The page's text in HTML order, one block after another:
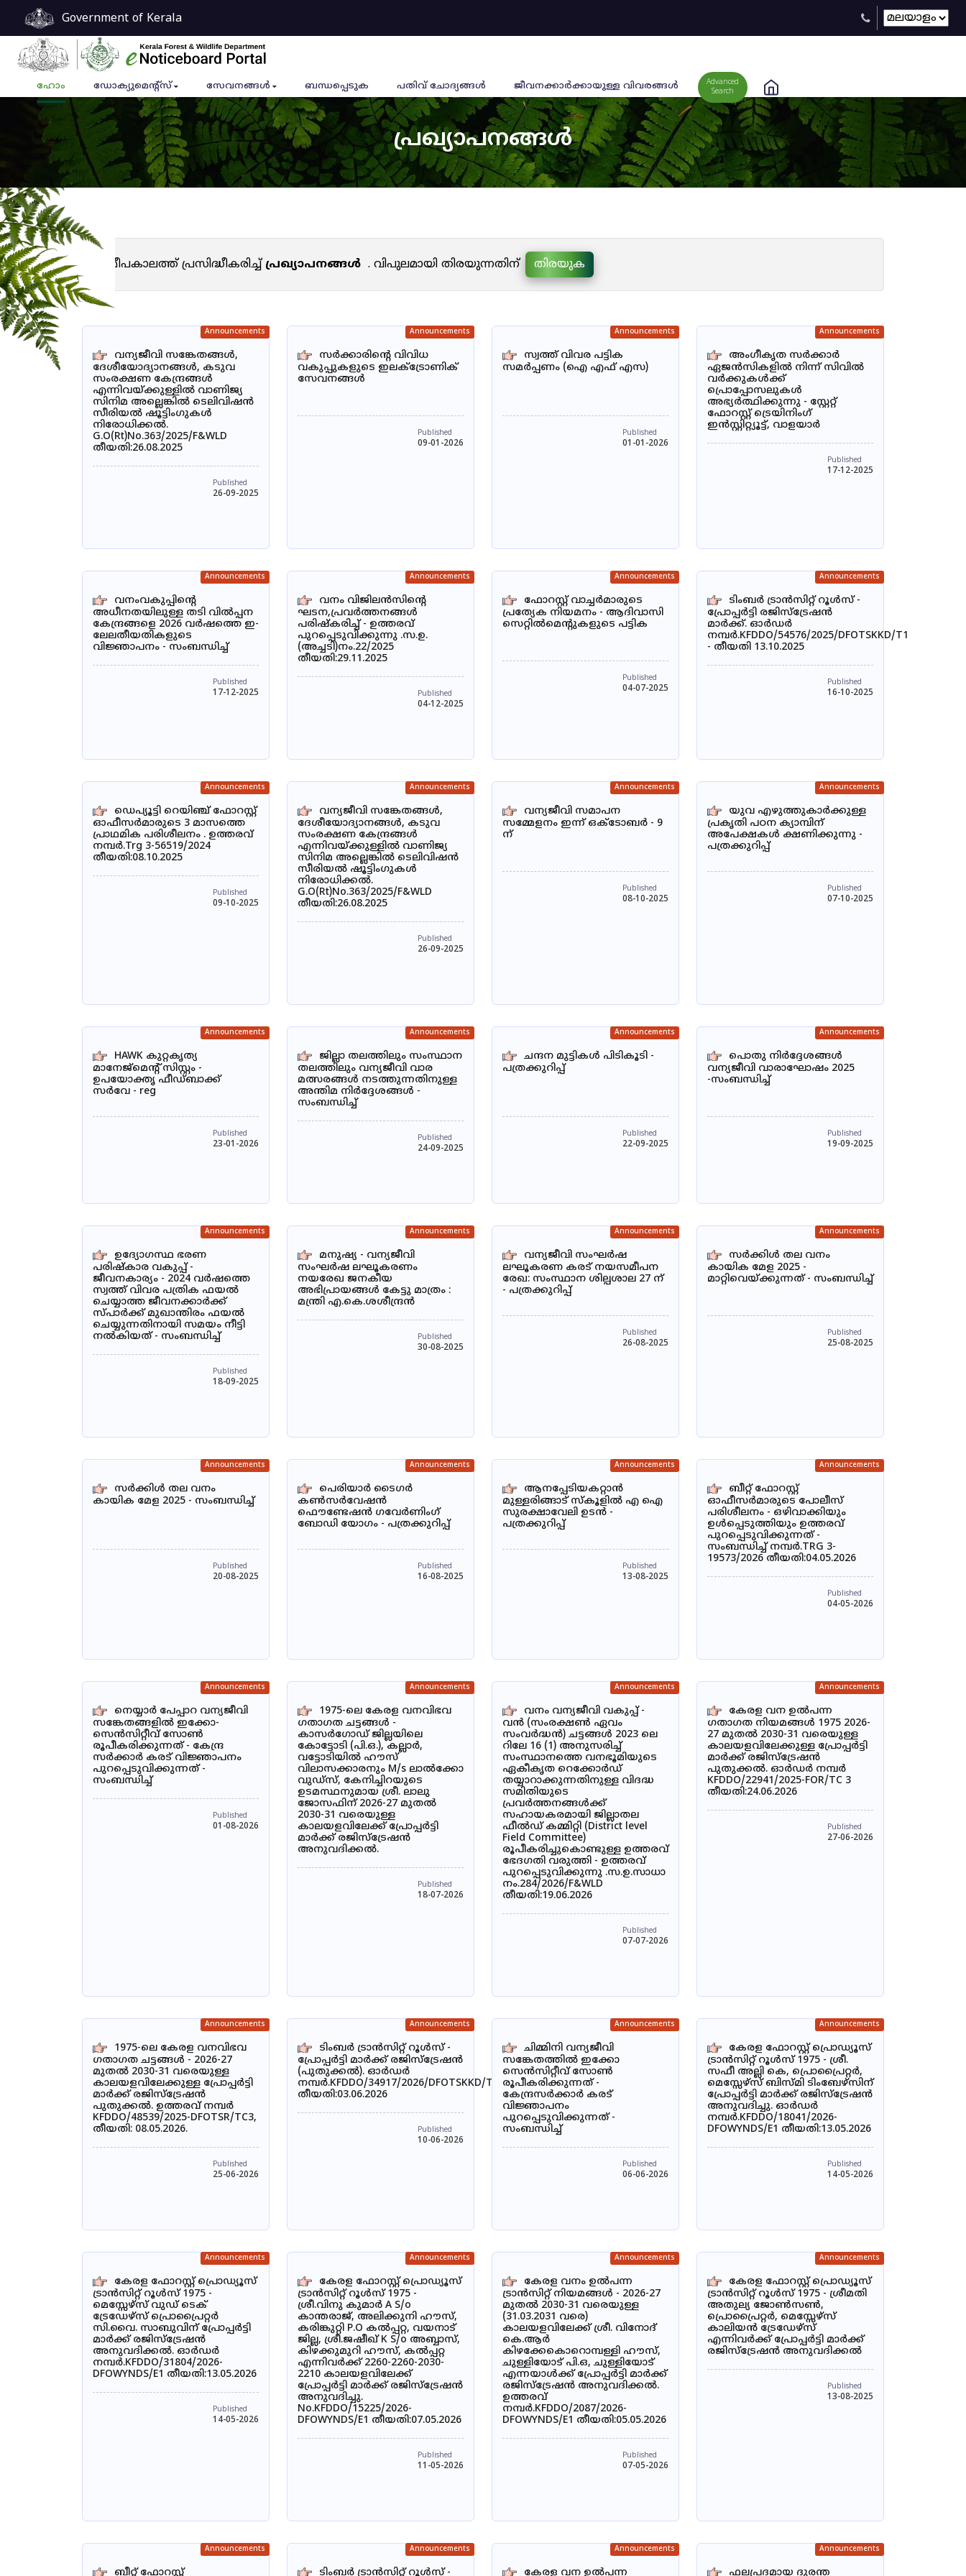
Government of Kerala
ഹോം ഡോക്യുമെൻ്റ്സ് സേവനങ്ങൾ ബന്ധപ്പെടുക പതിവ് ചോദ്യങ്ങൾ ജീവനക്കാര്‍ക്കായുള്ള വിവരങ്ങള്‍
Advanced
Search
പ്രഖ്യാപനങ്ങൾ
സമീപകാലത്ത് പ്രസിദ്ധീകരിച്ച്പ്രഖ്യാപനങ്ങൾ . വിപുലമായി തിരയുന്നതിന് തിരയുക
Announcements
വന്യജീവി സങ്കേതങ്ങൾ,
ദേശീയോദ്യാനങ്ങൾ, കടുവ
സംരക്ഷണ കേന്ദ്രങ്ങൾ
എന്നിവയ്ക്കുള്ളിൽ വാണിജ്യ
സിനിമ അല്ലെങ്കിൽ ടെലിവിഷൻ
സീരിയൽ ഷൂട്ടിംഗുകൾ
നിരോധിക്കൽ.
G.O(Rt)No.363/2025/F&WLD
തീയതി:26.08.2025
Published
26-09-2025
Announcements
സർക്കാരിന്റെ വിവിധ
വകുപ്പുകളുടെ ഇലക്ട്രോണിക്
സേവനങ്ങൾ
Published
09-01-2026
Announcements
സ്വത്ത് വിവര പട്ടിക
സമർപ്പണം (ഐ എഫ് എസ)
Published
01-01-2026
Announcements
അംഗീകൃത സർക്കാർ
ഏജൻസികളിൽ നിന്ന് സിവിൽ
വർക്കുകൾക്ക്
പ്രൊപ്പോസലുകൾ
അഭ്യർത്ഥിക്കുന്നു - സ്റ്റേറ്റ്
ഫോറസ്റ്റ് ട്രെയിനിംഗ്
ഇൻസ്റ്റിറ്റ്യൂട്ട്, വാളയാർ
Published
17-12-2025
Announcements
വനംവകുപ്പിന്റെ
അധീനതയിലുള്ള തടി വിൽപ്പന
കേന്ദ്രങ്ങളെ 2026 വർഷത്തെ ഇ-
ലേലതീയതികളുടെ
വിജ്ഞാപനം - സംബന്ധിച്ച്
Published
17-12-2025
Announcements
വനം വിജിലൻസിന്റെ
ഘടന,പ്രവർത്തനങ്ങൾ
പരിഷ്കരിച്ച് - ഉത്തരവ്
പുറപ്പെടുവിക്കുന്നു .സ.ഉ.
(അച്ചടി)നം.22/2025
തീയതി:29.11.2025
Published
04-12-2025
Announcements
ഫോറസ്റ്റ് വാച്ചർമാരുടെ
പ്രത്യേക നിയമനം - ആദിവാസി
സെറ്റിൽമെന്റുകളുടെ പട്ടിക
Published
04-07-2025
Announcements
ടിംബർ ട്രാൻസിറ്റ് റൂൾസ് -
പ്രോപ്പർട്ടി രജിസ്ട്രേഷൻ
മാർക്ക്. ഓർഡർ
നമ്പർ.KFDDO/54576/2025/DFOTSKKD/T1
- തീയതി 13.10.2025
Published
16-10-2025
Announcements
ഡെപ്യൂട്ടി റെയിഞ്ച് ഫോറസ്റ്റ്
ഓഫീസർമാരുടെ 3 മാസത്തെ
പ്രാഥമിക പരിശീലനം . ഉത്തരവ്
നമ്പർ.Trg 3-56519/2024
തീയതി:08.10.2025
Published
09-10-2025
Announcements
വന്യജീവി സങ്കേതങ്ങൾ,
ദേശീയോദ്യാനങ്ങൾ, കടുവ
സംരക്ഷണ കേന്ദ്രങ്ങൾ
എന്നിവയ്ക്കുള്ളിൽ വാണിജ്യ
സിനിമ അല്ലെങ്കിൽ ടെലിവിഷൻ
സീരിയൽ ഷൂട്ടിംഗുകൾ
നിരോധിക്കൽ.
G.O(Rt)No.363/2025/F&WLD
തീയതി:26.08.2025
Published
26-09-2025
Announcements
വന്യജീവി സമാപന
സമ്മേളനം ഇന്ന് ഒക്ടോബർ - 9
ന്
Published
08-10-2025
Announcements
യുവ എഴുത്തുകാർക്കുള്ള
പ്രകൃതി പഠന ക്യാമ്പിന്
അപേക്ഷകൾ ക്ഷണിക്കുന്നു -
പത്രക്കുറിപ്പ്
Published
07-10-2025
Announcements
HAWK കുറ്റകൃത്യ
മാനേജ്മെന്റ് സിസ്റ്റം -
ഉപയോക്തൃ ഫീഡ്‌ബാക്ക്
സർവേ - reg
Published
23-01-2026
Announcements
ജില്ലാ തലത്തിലും സംസ്ഥാന
തലത്തിലും വന്യജീവി വാര
മത്സരങ്ങൾ നടത്തുന്നതിനുള്ള
അന്തിമ നിർദ്ദേശങ്ങൾ -
സംബന്ധിച്ച്
Published
24-09-2025
Announcements
ചന്ദന മുട്ടികൾ പിടികൂടി -
പത്രക്കുറിപ്പ്
Published
22-09-2025
Announcements
പൊതു നിർദ്ദേശങ്ങൾ
വന്യജീവി വാരാഘോഷം 2025
-സംബന്ധിച്ച്
Published
19-09-2025
Announcements
ഉദ്യോഗസ്ഥ ഭരണ
പരിഷ്കാര വകുപ്പ് -
ജീവനകാര്യം - 2024 വർഷത്തെ
സ്വത്ത് വിവര പത്രിക ഫയൽ
ചെയ്യാത്ത ജീവനക്കാർക്ക്
സ്പാർക്ക് മുഖാന്തിരം ഫയൽ
ചെയ്യുന്നതിനായി സമയം നീട്ടി
നൽകിയത് - സംബന്ധിച്ച്
Published
18-09-2025
Announcements
മനുഷ്യ - വന്യജീവി
സംഘർഷ ലഘൂകരണം
നയരേഖ ജനകീയ
അഭിപ്രായങ്ങൾ കേട്ടു മാത്രം :
മന്ത്രി എ.കെ.ശശീന്ദ്രൻ
Published
30-08-2025
Announcements
വന്യജീവി സംഘർഷ
ലഘൂകരണ കരട് നയസമീപന
രേഖ: സംസ്ഥാന ശില്പശാല 27 ന്
- പത്രക്കുറിപ്പ്
Published
26-08-2025
Announcements
സർക്കിൾ തല വനം
കായിക മേള 2025 -
മാറ്റിവെയ്ക്കുന്നത് - സംബന്ധിച്ച്
Published
25-08-2025
Announcements
സർക്കിൾ തല വനം
കായിക മേള 2025 - സംബന്ധിച്ച്
Published
20-08-2025
Announcements
പെരിയാർ ടൈഗർ
കൺസർവേഷൻ
ഫൌണ്ടേഷൻ ഗവേർണിംഗ്
ബോഡി യോഗം - പത്രക്കുറിപ്പ്
Published
16-08-2025
Announcements
ആനപ്പേടിയകറ്റാൻ
മുള്ളരിങ്ങാട് സ്കൂളിൽ എ ഐ
സുരക്ഷാവേലി ഉടൻ -
പത്രക്കുറിപ്പ്
Published
13-08-2025
Announcements
ബീറ്റ് ഫോറസ്റ്റ്
ഓഫീസർമാരുടെ പോലീസ്
പരിശീലനം - ഒഴിവാക്കിയും
ഉൾപ്പെടുത്തിയും ഉത്തരവ്
പുറപ്പെടുവിക്കുന്നത് -
സംബന്ധിച്ച് നമ്പർ.TRG 3-
19573/2026 തീയതി:04.05.2026
Published
04-05-2026
Announcements
നെയ്യാർ പേപ്പാറ വന്യജീവി
സങ്കേതങ്ങളിൽ ഇക്കോ-
സെൻസിറ്റീവ് സോൺ
രൂപീകരിക്കുന്നത് - കേന്ദ്ര
സർക്കാർ കരട് വിജ്ഞാപനം
പുറപ്പെടുവിക്കുന്നത് -
സംബന്ധിച്ച്
Published
01-08-2026
Announcements
1975-ലെ കേരള വനവിഭവ
ഗതാഗത ചട്ടങ്ങൾ -
കാസർഗോഡ് ജില്ലയിലെ
കോട്ടോടി (പി.ഒ.), കല്ലാർ,
വട്ടോടിയിൽ ഹൗസ്
വിലാസക്കാരനും M/s ലാൽക്കോ
വുഡ്സ്, കേനിച്ചിറയുടെ
ഉടമസ്ഥനുമായ ശ്രീ. ലാലു
ജോസഫിന് 2026-27 മുതൽ
2030-31 വരെയുള്ള
കാലയളവിലേക്ക് പ്രോപ്പർട്ടി
മാർക്ക് രജിസ്ട്രേഷൻ
അനുവദിക്കൽ.
Published
18-07-2026
Announcements
വനം വന്യജീവി വകുപ്പ് -
വൻ (സംരക്ഷൺ ഏവം
സംവർദ്ധൻ) ചട്ടങ്ങൾ 2023 ലെ
റിലേ 16 (1) അനുസരിച്ച്
സംസ്ഥാനത്തെ വനഭൂമിയുടെ
ഏകീകൃത റെക്കോർഡ്
തയ്യാറാക്കുന്നതിനുള്ള വിദദ്ധ
സമിതിയുടെ
പ്രവർത്തനങ്ങൾക്ക്
സഹായകരമായി ജില്ലാതല
ഫീൽഡ് കമ്മിറ്റി (District level
Field Committee)
രൂപീകരിച്ചുകൊണ്ടുള്ള ഉത്തരവ്
ഭേദഗതി വരുത്തി - ഉത്തരവ്
പുറപ്പെടുവിക്കുന്നു .സ.ഉ.സാധാ
നം.284/2026/F&WLD
തീയതി:19.06.2026
Published
07-07-2026
Announcements
കേരള വന ഉൽ‌പന്ന
ഗതാഗത നിയമങ്ങൾ 1975 2026-
27 മുതൽ 2030-31 വരെയുള്ള
കാലയളവിലേക്കുള്ള പ്രോപ്പർട്ടി
മാർക്ക് രജിസ്ട്രേഷൻ
പുതുക്കൽ. ഓർഡർ നമ്പർ
KFDDO/22941/2025-FOR/TC 3
തീയതി:24.06.2026
Published
27-06-2026
Announcements
1975-ലെ കേരള വനവിഭവ
ഗതാഗത ചട്ടങ്ങൾ - 2026-27
മുതൽ 2030-31 വരെയുള്ള
കാലയളവിലേക്കുള്ള പ്രോപ്പർട്ടി
മാർക്ക് രജിസ്ട്രേഷൻ
പുതുക്കൽ. ഉത്തരവ് നമ്പർ
KFDDO/48539/2025-DFOTSR/TC3,
തീയതി: 08.05.2026.
Published
25-06-2026
Announcements
ടിംബർ ട്രാൻസിറ്റ് റൂൾസ് -
പ്രോപ്പർട്ടി മാർക്ക് രജിസ്ട്രേഷൻ
(പുതുക്കൽ). ഓർഡർ
നമ്പർ.KFDDO/34917/2026/DFOTSKKD/T1
തീയതി:03.06.2026
Published
10-06-2026
Announcements
ചിമ്മിനി വന്യജീവി
സങ്കേതത്തിൽ ഇക്കോ
സെൻസിറ്റീവ് സോൺ
രൂപീകരിക്കുന്നത് -
കേന്ദ്രസർക്കാർ കരട്
വിജ്ഞാപനം
പുറപ്പെടുവിക്കുന്നത് -
സംബന്ധിച്ച്
Published
06-06-2026
Announcements
കേരള ഫോറസ്റ്റ് പ്രൊഡ്യൂസ്
ട്രാൻസിറ്റ് റൂൾസ് 1975 - ശ്രീ.
സഫീ അല്ലി കെ, പ്രൊപ്രൈറ്റർ,
മെസ്സേഴ്സ് ബിസ്മി ടിംബേഴ്‌സിന്
പ്രോപ്പർട്ടി മാർക്ക് രജിസ്ട്രേഷൻ
അനുവദിച്ചു. ഓർഡർ
നമ്പർ.KFDDO/18041/2026-
DFOWYNDS/E1 തീയതി:13.05.2026
Published
14-05-2026
Announcements
കേരള ഫോറസ്റ്റ് പ്രൊഡ്യൂസ്
ട്രാൻസിറ്റ് റൂൾസ് 1975 -
മെസ്സേഴ്സ് വുഡ് ടെക്
ട്രേഡേഴ്സ് പ്രൊപ്രൈറ്റർ
സി.വൈ. സാബുവിന് പ്രോപ്പർട്ടി
മാർക്ക് രജിസ്ട്രേഷൻ
അനുവദിക്കൽ. ഓർഡർ
നമ്പർ.KFDDO/31804/2026-
DFOWYNDS/E1 തീയതി:13.05.2026
Published
14-05-2026
Announcements
കേരള ഫോറസ്റ്റ് പ്രൊഡ്യൂസ്
ട്രാൻസിറ്റ് റൂൾസ് 1975 -
ശ്രീ.വിനു കുമാർ A S/o
കാന്തരാജ്, അലിക്കുനി ഹൗസ്,
കരിങ്കുറ്റി P.O കൽപ്പറ്റ, വയനാട്
ജില്ല, ശ്രീ.ജഷീഖ് K S/o അബ്ബാസ്,
കിഴക്കുമുറി ഹൗസ്, കൽപ്പറ്റ
എന്നിവർക്ക് 2260-2260-2030-
2210 കാലയളവിലേക്ക്
പ്രോപ്പർട്ടി മാർക്ക് രജിസ്ട്രേഷൻ
അനുവദിച്ചു.
No.KFDDO/15225/2026-
DFOWYNDS/E1 തീയതി:07.05.2026
Published
11-05-2026
Announcements
കേരള വനം ഉൽ‌പന്ന
ട്രാൻസിറ്റ് നിയമങ്ങൾ - 2026-27
മുതൽ 2030-31 വരെയുള്ള
(31.03.2031 വരെ)
കാലയളവിലേക്ക് ശ്രീ. വിനോദ്
കെ.ആർ
കിഴക്കേകൊറൊമ്പള്ളി ഹൗസ്,
ചുള്ളിയോട് പി.ഒ, ചുള്ളിയോട്
എന്നയാൾക്ക് പ്രോപ്പർട്ടി മാർക്ക്
രജിസ്ട്രേഷൻ അനുവദിക്കൽ.
ഉത്തരവ്
നമ്പർ.KFDDO/2087/2026-
DFOWYNDS/E1 തീയതി:05.05.2026
Published
07-05-2026
Announcements
കേരള ഫോറസ്റ്റ് പ്രൊഡ്യൂസ്
ട്രാൻസിറ്റ് റൂൾസ് 1975 - ശ്രീമതി
അതുല്യ ജോൺസൺ,
പ്രൊപ്രൈറ്റർ, മെസ്സേഴ്സ്
കാലിയൻ ട്രേഡേഴ്സ്
എന്നിവർക്ക് പ്രോപ്പർട്ടി മാർക്ക്
രജിസ്ട്രേഷൻ അനുവദിക്കൽ
Published
13-08-2025
Announcements
ബീറ്റ് ഫോറസ്റ്റ്
Announcements
ടിംബർ ട്രാൻസിറ്റ് റൂൾസ് -
Announcements
കേരള വന ഉൽ‌പന്ന
Announcements
ഫലപ്രദമായ ദുരന്ത